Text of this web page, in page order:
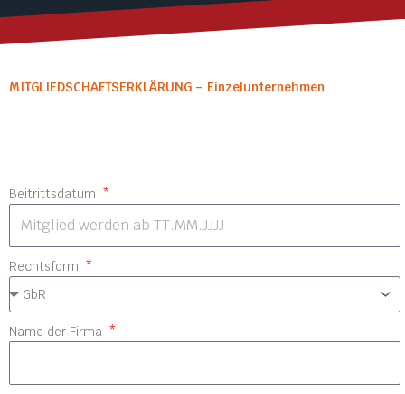
MITGLIEDSCHAFTSERKLÄRUNG – Einzelunternehmen
Beitrittsdatum
Rechtsform
Name der Firma